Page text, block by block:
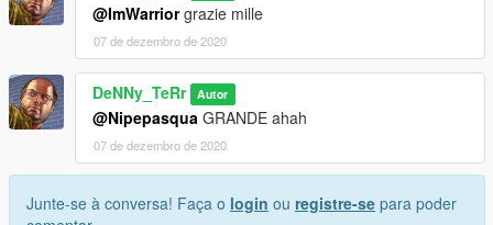
@ImWarriorgrazie mille
07 de dezembro de 2020
DeNNy_TeRr Autor
@Nipepasqua GRANDE ahah
07 de dezembro de 2020
Junte-se à conversa! Faça o login ou registre-se para poder